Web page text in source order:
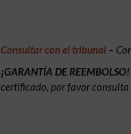
Consultar con el tribunal –
¡GARANTÍA DE REEMBOLSO!
certificado, por favor consulta